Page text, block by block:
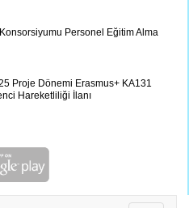
Personel Eğitim Alma
Proje Dönemi Erasmus+ KA131
Hareketliliği İlanı